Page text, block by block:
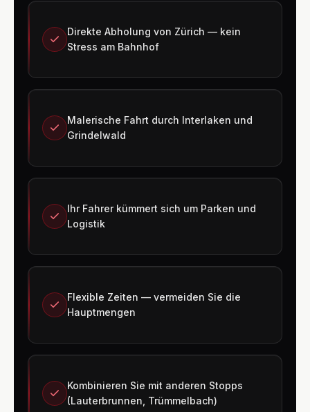
Direkte Abholung von Zürich — kein
Stress am Bahnhof
Malerische Fahrt durch Interlaken und
Grindelwald
Ihr Fahrer kümmert sich um Parken und
Logistik
Flexible Zeiten — vermeiden Sie die
Hauptmengen
Kombinieren Sie mit anderen Stopps
(Lauterbrunnen, Trümmelbach)